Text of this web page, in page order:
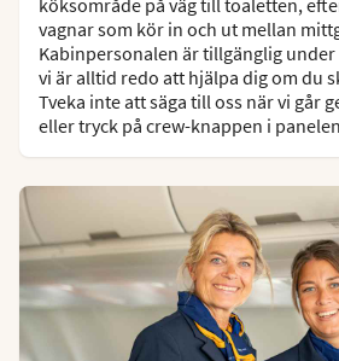
vagnar som kör in och ut mellan
Kabinpersonalen är tillgänglig
vi är alltid redo att hjälpa dig om du
Tveka inte att säga till oss när vi går
eller tryck på crew-knappen i